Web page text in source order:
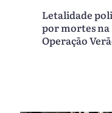
Letalidade
por mortes na
Operação